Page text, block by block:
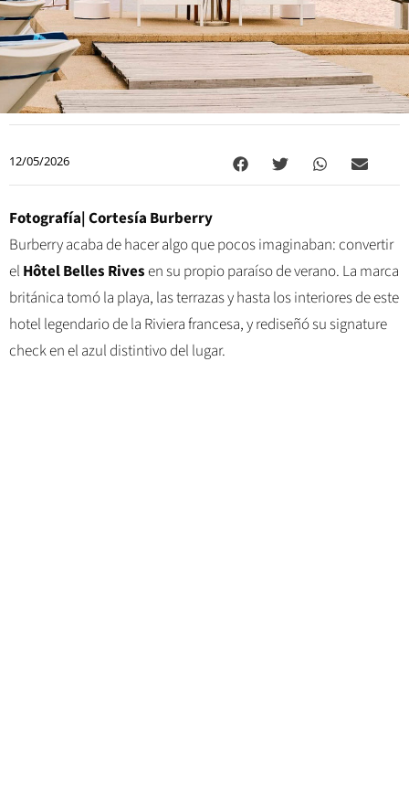
12/05/2026
Fotografía| Cortesía Burberry
Burberry acaba de hacer algo que pocos imaginaban: convertir
el Hôtel Belles Rives en su propio paraíso de verano. La marca
británica tomó la playa, las terrazas y hasta los interiores de este
hotel legendario de la Riviera francesa, y rediseñó su signature
check en el azul distintivo del lugar.